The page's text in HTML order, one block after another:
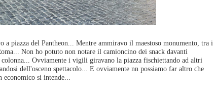
a piazza del Pantheon... Mentre ammiravo il maestoso monumento, tra i
Non ho potuto non notare il camioncino dei snack davanti
Ovviamente i vigili giravano la piazza fischiettando ad altri
dell'osceno spettacolo... E ovviamente nn possiamo far altro che
economico si intende...